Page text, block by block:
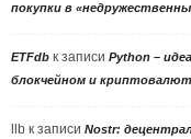
покупки в
ETFdb к записи Python –
блокчейном и
llb к записи Nostr: